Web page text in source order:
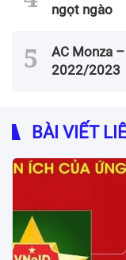
ngọt ngào
AC Monza
2022/2023
BÀI VIẾT